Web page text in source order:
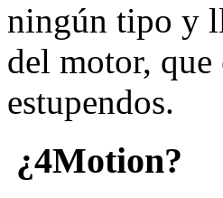
ningún tipo y
del motor,
estupendos.
¿4Motion?